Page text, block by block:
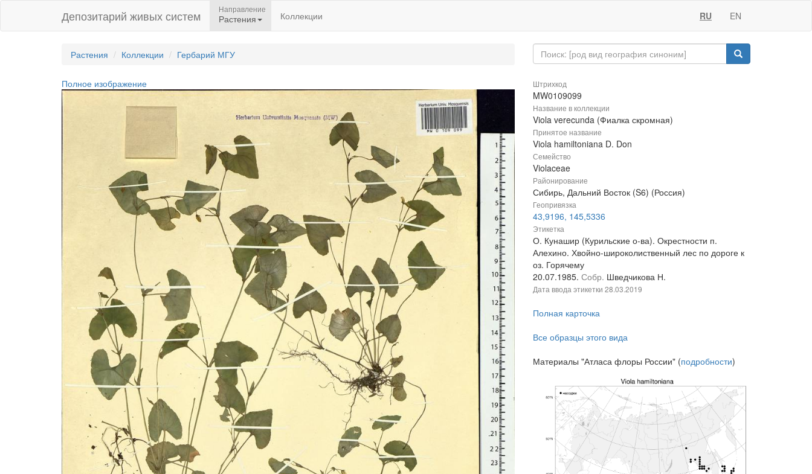
Депозитарий живых систем Направление
Растения Коллекции RU EN
Растения Коллекции Гербарий МГУ
Полное изображение Штрихкод
MW0109099
Название в коллекции
Viola verecunda (Фиалка скромная)
Принятое название
Viola hamiltoniana D. Don
Семейство
Violaceae
Районирование
Сибирь, Дальний Восток (S6) (Россия)
Геопривязка
43,9196, 145,5336
Этикетка
О. Кунашир (Курильские о-ва). Окрестности п.
Алехино. Хвойно-широколиственный лес по дороге к
оз. Горячему
20.07.1985. Собр. Шведчикова Н.
Дата ввода этикетки 28.03.2019
Полная карточка
Все образцы этого вида
Материалы "Атласа флоры России" (подробности)